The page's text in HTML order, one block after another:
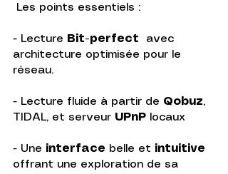
Les points essentiels :
- Lecture Bit-perfect avec
architecture optimisée pour le
réseau.
- Lecture fluide à partir de Qobuz,
TIDAL, et serveur UPnP locaux
- Une interface belle et intuitive
offrant une exploration de sa